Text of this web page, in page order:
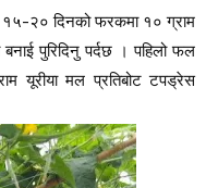
१५-२० दिनको फरकमा १० ग्राम
बनाई पुरिदिनु पर्दछ । पहिलो फल
यूरीया मल प्रतिबोट टपड्रेस